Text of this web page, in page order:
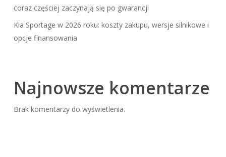
coraz częściej zaczynają się po gwarancji
Kia Sportage w 2026 roku: koszty zakupu, wersje silnikowe i
opcje finansowania
Najnowsze komentarze
Brak komentarzy do wyświetlenia.